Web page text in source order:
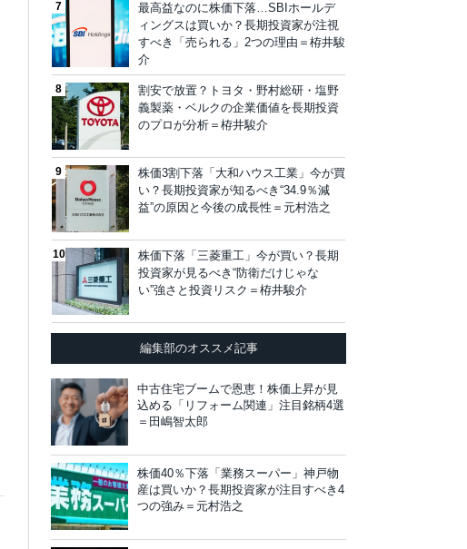
最高益なのに株価下落…SBIホールデ
ィングスは買いか？長期投資家が注視
すべき「売られる」2つの理由＝栫井駿
介
割安で放置？トヨタ・野村総研・塩野
義製薬・ベルクの企業価値を長期投資
のプロが分析＝栫井駿介
株価3割下落「大和ハウス工業」今が買
い？長期投資家が知るべき“34.9％減
益”の原因と今後の成長性＝元村浩之
株価下落「三菱重工」今が買い？長期
投資家が見るべき“防衛だけじゃな
い”強さと投資リスク＝栫井駿介
編集部のオススメ記事
中古住宅ブームで恩恵！株価上昇が見
込める「リフォーム関連」注目銘柄4選
＝田嶋智太郎
株価40％下落「業務スーパー」神戸物
産は買いか？長期投資家が注目すべき4
つの強み＝元村浩之